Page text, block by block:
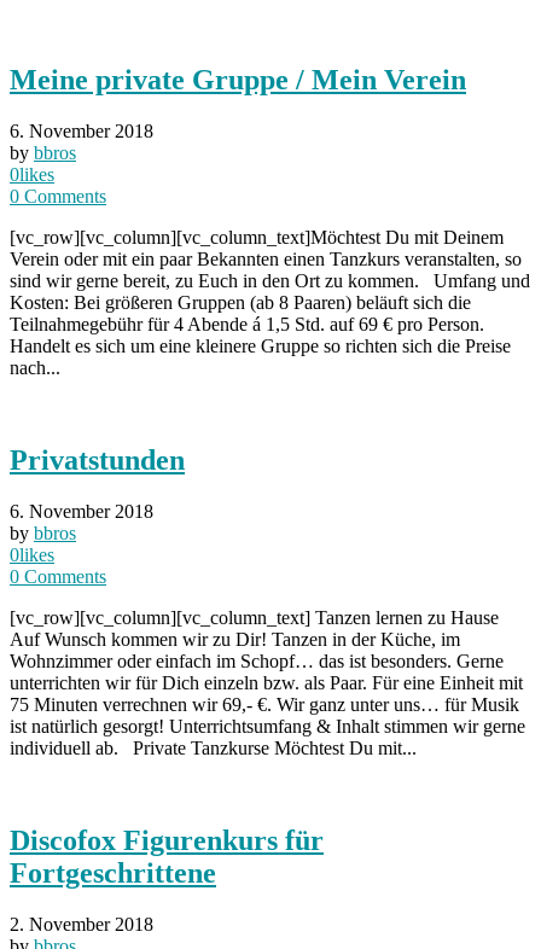
Meine private Gruppe / Mein Verein
6. November 2018
by bbros
0likes
0 Comments
[vc_row][vc_column][vc_column_text]Möchtest Du mit Deinem
Verein oder mit ein paar Bekannten einen Tanzkurs veranstalten, so
sind wir gerne bereit, zu Euch in den Ort zu kommen. Umfang und
Kosten: Bei größeren Gruppen (ab 8 Paaren) beläuft sich die
Teilnahmegebühr für 4 Abende á 1,5 Std. auf 69 € pro Person.
Handelt es sich um eine kleinere Gruppe so richten sich die Preise
nach...
Privatstunden
6. November 2018
by bbros
0likes
0 Comments
[vc_row][vc_column][vc_column_text] Tanzen lernen zu Hause
Auf Wunsch kommen wir zu Dir! Tanzen in der Küche, im
Wohnzimmer oder einfach im Schopf… das ist besonders. Gerne
unterrichten wir für Dich einzeln bzw. als Paar. Für eine Einheit mit
75 Minuten verrechnen wir 69,- €. Wir ganz unter uns… für Musik
ist natürlich gesorgt! Unterrichtsumfang & Inhalt stimmen wir gerne
individuell ab. Private Tanzkurse Möchtest Du mit...
Discofox Figurenkurs für
Fortgeschrittene
2. November 2018